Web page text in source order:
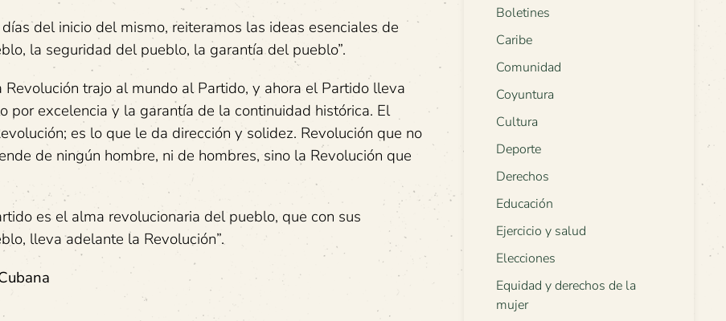
del inicio del mismo, reiteramos las ideas esenciales de
la seguridad del pueblo, la garantía del pueblo”.
trajo al mundo al Partido, y ahora el Partido lleva
por excelencia y la garantía de la continuidad histórica. El
es lo que le da dirección y solidez. Revolución que no
de ningún hombre, ni de hombres, sino la Revolución que
es el alma revolucionaria del pueblo, que con sus
lleva adelante la Revolución”.
Boletines
Caribe
Comunidad
Coyuntura
Cultura
Deporte
Derechos
Educación
Ejercicio y salud
Elecciones
Equidad y derechos de la
mujer